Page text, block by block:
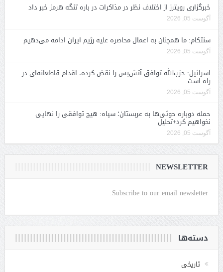
خبرگزاری رویترز از اختلاف نظر در مذاکرات در باره تنگه هرمز خبر داد
آگوست 05, 2026
سنتکام: ما همچنان به اعمال محاصره علیه رژیم ایران ادامه می‌دهیم
آگوست 05, 2026
اسرائیل: حزب‌الله توافق آتش‌بس را نقض کرده، اقدام قاطعانه‌ای در
راه است
آگوست 05, 2026
حمله دوباره حوثی‌ها به عربستان؛ سپاه: هیچ توافقی را نهایی
نخواهیم کرد+تحلیل
آگوست 05, 2026
NEWSLETTER
Subscribe to our email newsletter.
دسته‌ها
تاریخی